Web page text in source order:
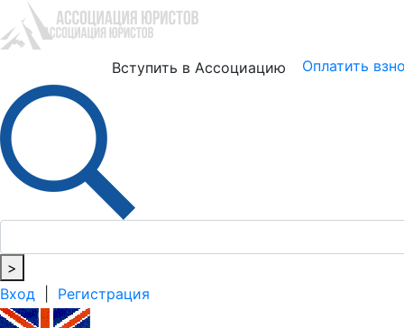
Вступить в Ассоциацию Оплатить
>
Вход
Регистрация